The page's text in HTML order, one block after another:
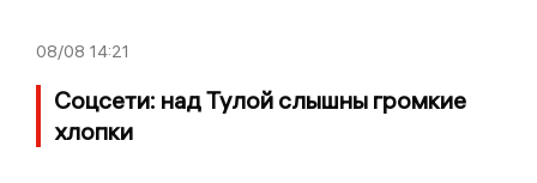
08/08 14:21
Соцсети: над Тулой слышны громкие
хлопки